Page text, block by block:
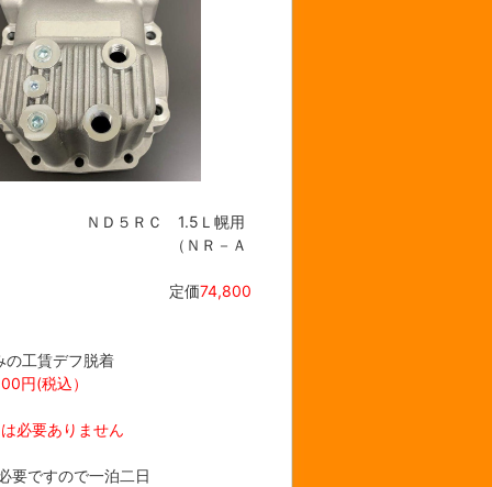
ＲＣ 1.5Ｌ幌用
ＮＲ－Ａ
定価74,800
の工賃デフ脱着
(税込）
必要ありません
ですので一泊二日